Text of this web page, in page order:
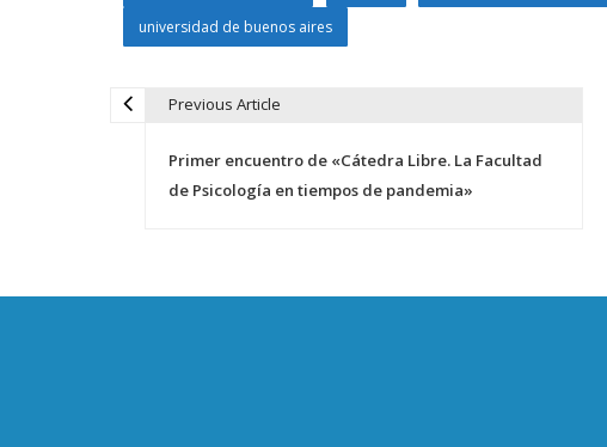
universidad de buenos aires
e
Previous Article
Primer encuentro de «Cátedra Libre. La Facultad
de Psicología en tiempos de pandemia»